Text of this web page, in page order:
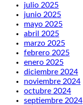
julio 2025
junio 2025
mayo 2025
abril 2025
marzo 2025
febrero 2025
enero 2025
diciembre 2024
noviembre 2024
octubre 2024
septiembre 2024